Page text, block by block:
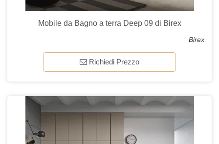
Mobile da Bagno a terra Deep 09 di Birex
Birex
Richiedi Prezzo